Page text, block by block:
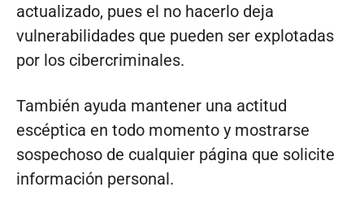
actualizado, pues el no hacerlo deja
vulnerabilidades que pueden ser explotadas
por los cibercriminales.
También ayuda mantener una actitud
escéptica en todo momento y mostrarse
sospechoso de cualquier página que solicite
información personal.